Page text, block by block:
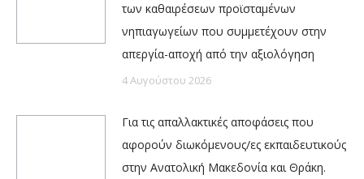
των καθαιρέσεων προϊσταμένων
νηπιαγωγείων που συμμετέχουν στην
απεργία-αποχή από την αξιολόγηση
4 Αυγούστου 2026
Για τις απαλλακτικές αποφάσεις που
αφορούν διωκόμενους/ες εκπαιδευτικούς
στην Ανατολική Μακεδονία και Θράκη.